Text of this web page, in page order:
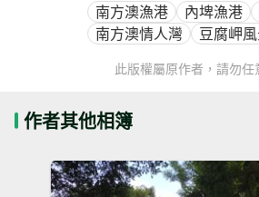
南方澳漁港
內埤漁港
南方澳情人灣
豆腐岬
此版權屬原作者，請勿任
作者其他相簿